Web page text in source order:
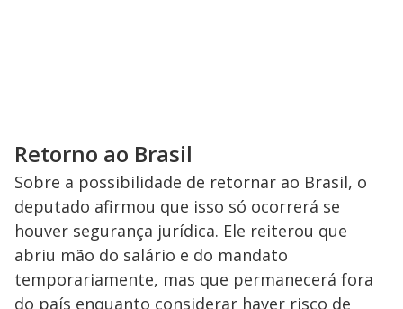
Retorno ao Brasil
Sobre a possibilidade de retornar ao Brasil, o
deputado afirmou que isso só ocorrerá se
houver segurança jurídica. Ele reiterou que
abriu mão do salário e do mandato
temporariamente, mas que permanecerá fora
do país enquanto considerar haver risco de